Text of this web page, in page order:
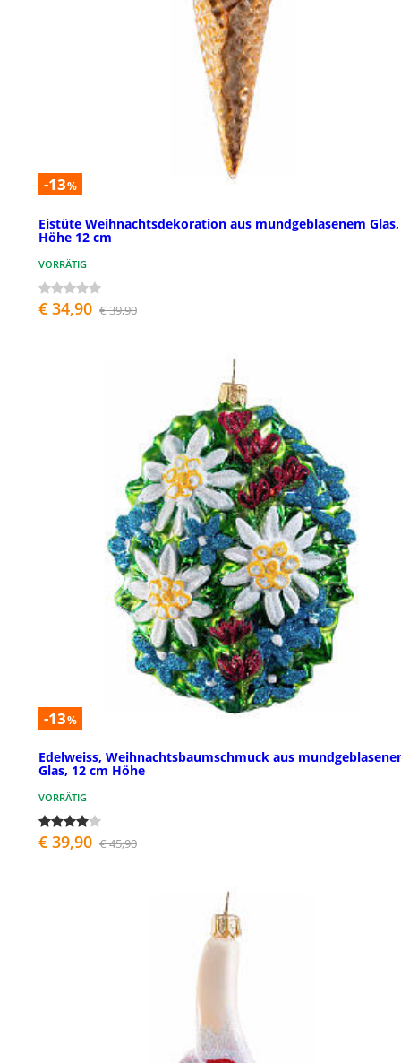
-13%
Eistüte Weihnachtsdekoration aus mundgeblasenem Glas,
Höhe 12 cm
VORRÄTIG
€ 34,90 € 39,90
-13%
Edelweiss, Weihnachtsbaumschmuck aus
Glas, 12 cm Höhe
VORRÄTIG
€ 39,90 € 45,90